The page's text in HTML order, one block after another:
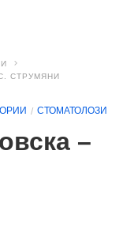
СТРУМЯНИ
СТОМАТОЛОЗИ
–